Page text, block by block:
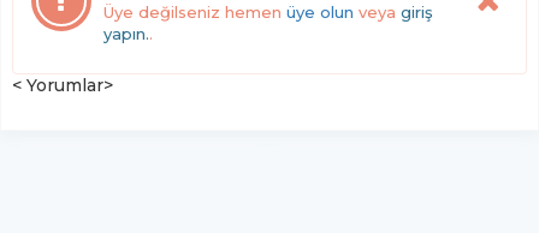
Üye değilseniz hemen üye olun veya giriş
yapın..
< Yorumlar>